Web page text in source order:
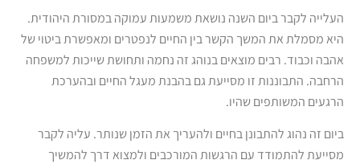
העלייה לקבר ביום השנה נושאת משמעות עמוקה במסורת היהודית.
היא מסמלת את המשך הקשר בין החיים לנפטרים ומאפשרת ביטוי של
אהבה וכבוד. רבים מוצאים בנוהג זה נחמה ותחושת שייכות למשפחה
הרחבה. התבוננות זו מסייעת גם בהבנת מעגל החיים ובהערכת
הרגעים המשותפים שהיו.
ביום זה נהוג להתבונן בחיים ולהעריך את הזמן שנותר. עליה לקבר
מסייעת להתמודד עם הרגשות המורכבים ולמצוא דרך להמשיך